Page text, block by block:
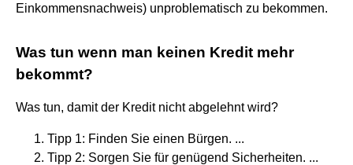
Einkommensnachweis) unproblematisch zu bekommen.
Was tun wenn man keinen Kredit mehr
bekommt?
Was tun, damit der Kredit nicht abgelehnt wird?
Tipp 1: Finden Sie einen Bürgen. ...
Tipp 2: Sorgen Sie für genügend Sicherheiten. ...